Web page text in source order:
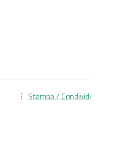
Stampa / Condividi